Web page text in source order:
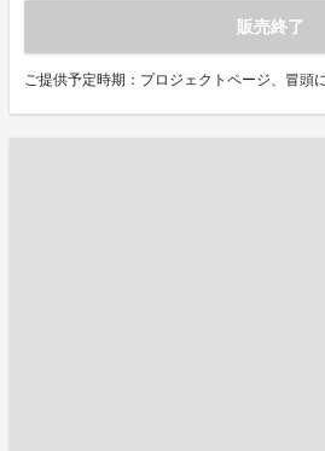
販売終了
ご提供予定時期：プロジェクトページ、冒頭